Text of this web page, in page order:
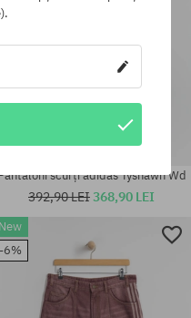
Mărimi existente:
scurți adidas Tyshawn Wd
392,90 LEI368,90 LEI
New
-6%